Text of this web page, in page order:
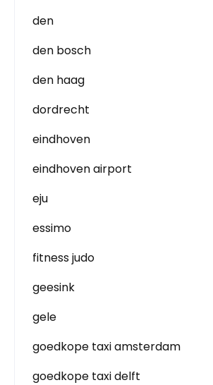
den
den bosch
den haag
dordrecht
eindhoven
eindhoven airport
eju
essimo
fitness judo
geesink
gele
goedkope taxi amsterdam
goedkope taxi delft